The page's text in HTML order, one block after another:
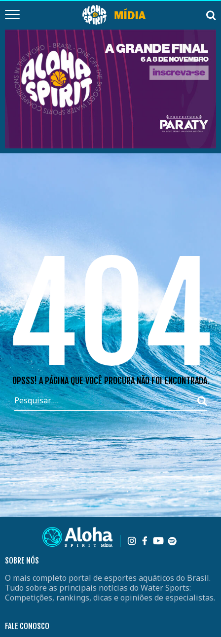
404
OPSSS! A PÁGINA QUE VOCÊ PROCURA NÃO FOI ENCONTRADA.
SOBRE NÓS
O mais completo portal de esportes aquáticos do Brasil.
Tudo sobre as principais notícias do Water Sports:
Competições, rankings, dicas e opiniões de especialistas.
FALE CONOSCO